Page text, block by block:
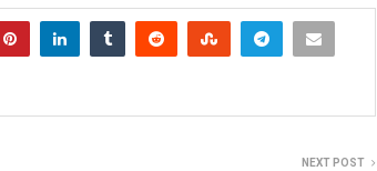
NEXT POST